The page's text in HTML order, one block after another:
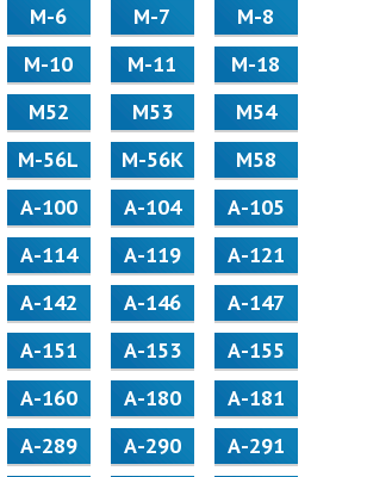
М-6 М-7
М-8
М-10 М-11
М-18
М52 М53
М54
M-56L M-56K
М58
А-100 А-104
А-105
А-114 А-119
А-121
А-142 А-146
А-147
А-151 А-153
А-155
А-160 А-180
А-181
А-289 А-290
А-291